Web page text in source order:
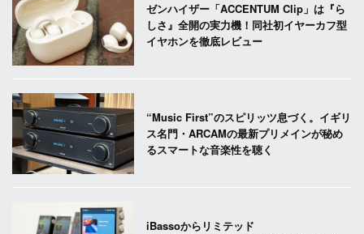
ゼンハイザー「ACCENTUM Clip」は『ら
しさ』全開の実力機！同社初イヤーカフ型
イヤホンを徹底レビュー
“Music First”のスピリッツ息づく。イギリ
ス名門・ARCAMの最新プリメインが秘め
るスマートな音楽性を聴く
iBassoからリミテッド